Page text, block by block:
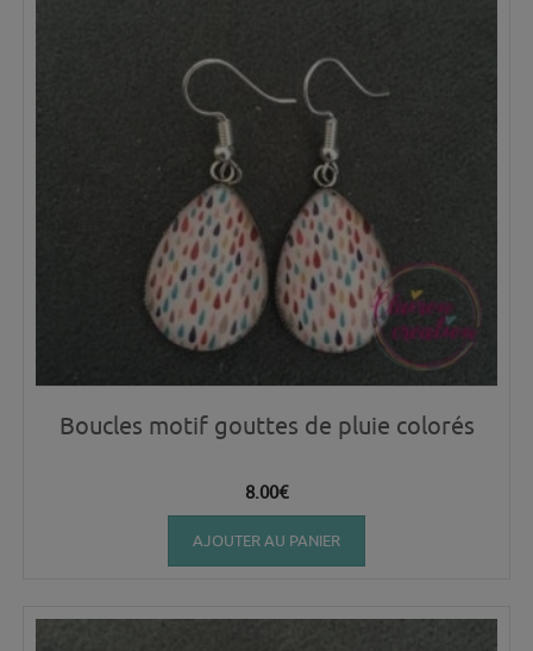
Boucles motif gouttes de pluie colorés
8.00€
AJOUTER AU PANIER